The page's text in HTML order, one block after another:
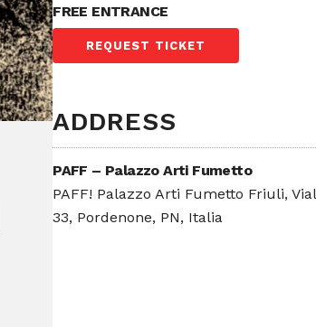
FREE ENTRANCE
REQUEST TICKET
ADDRESS
PAFF – Palazzo Arti Fumetto
PAFF! Palazzo Arti Fumetto Friuli,
33, Pordenone, PN, Italia